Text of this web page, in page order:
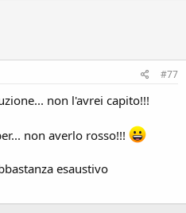
#77
non l'avrei capito!!!
non averlo rosso!!!
esaustivo